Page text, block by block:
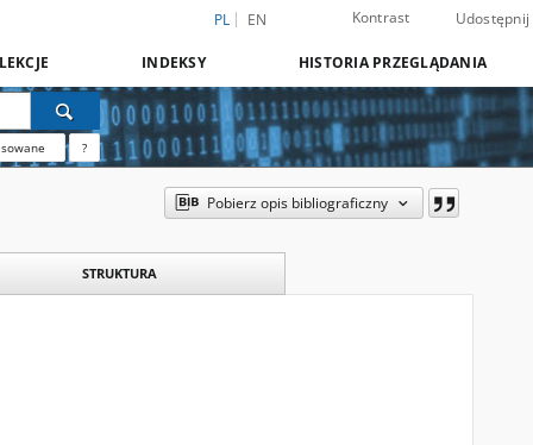
PL EN Kontrast Udostępnij
INDEKSY HISTORIA PRZEGLĄDANIA
?
Pobierz opis bibliograficzny
STRUKTURA